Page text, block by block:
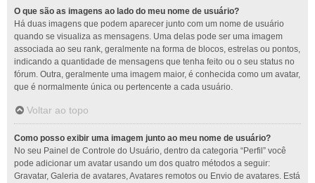
O que são as imagens ao lado do meu nome de usuário?
Há duas imagens que podem aparecer junto com um nome de usuário
quando se visualiza as mensagens. Uma delas pode ser uma imagem
associada ao seu rank, geralmente na forma de blocos, estrelas ou pontos,
indicando a quantidade de mensagens que tenha feito ou o seu status no
fórum. Outra, geralmente uma imagem maior, é conhecida como um avatar,
que é normalmente única ou pertencente a cada usuário.
Voltar ao topo
Como posso exibir uma imagem junto ao meu nome de usuário?
No seu Painel de Controle do Usuário, dentro da categoria “Perfil” você
pode adicionar um avatar usando um dos quatro métodos a seguir:
Gravatar, Galeria de avatares, Avatares remotos ou Envio de avatares. Está